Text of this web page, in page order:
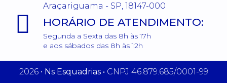
Araçariguama - SP, 18147-000
HORÁRIO DE ATENDIMENTO:
Segunda a Sexta das 8h às 17h
e aos sábados das 8h às 12h
2026 • Ns Esquadrias •CNPJ 46.879.685/0001-99